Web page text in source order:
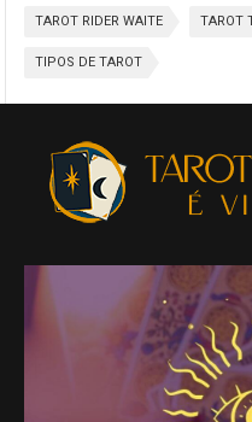
TAROT RIDER WAITE TAROT
TIPOS DE TAROT